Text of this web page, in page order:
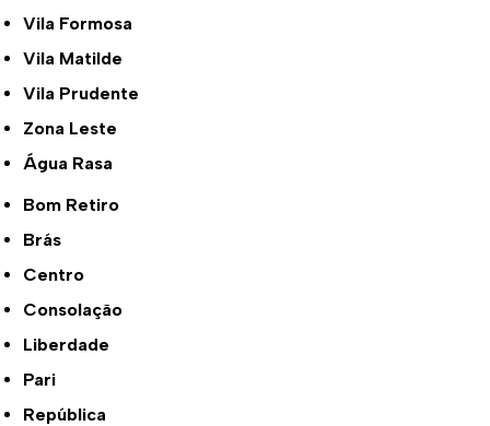
Vila Formosa
Vila Matilde
Vila Prudente
Zona Leste
Água Rasa
Bom Retiro
Brás
Centro
Consolação
Liberdade
Pari
República